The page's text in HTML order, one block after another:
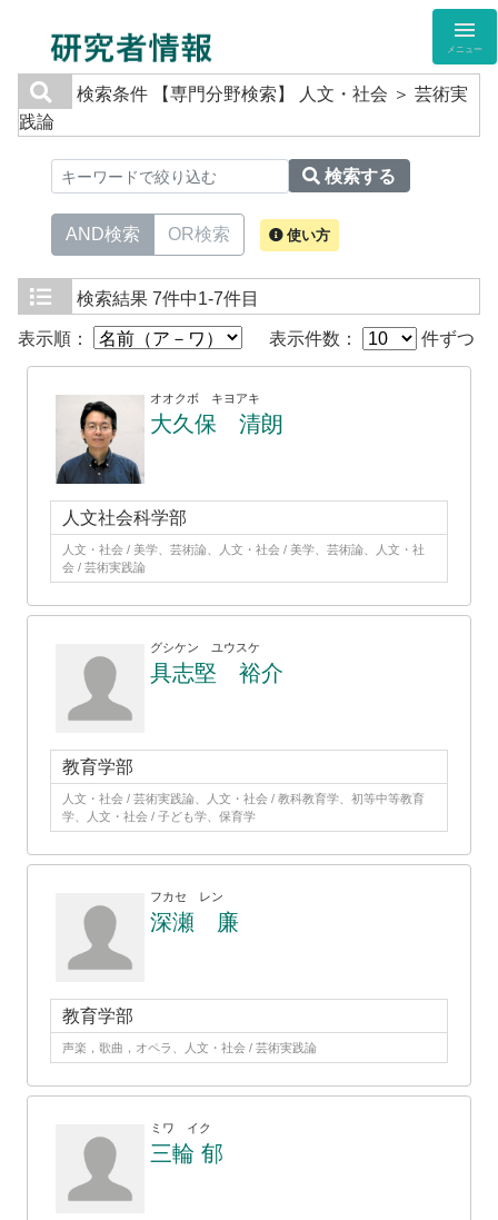
メニュー
検索条件
【専門分野検索】 人文・社会 ＞ 芸術実
践論
検索する
AND検索 OR検索 使い方
検索結果 7件中1-7件目
表示順： 表示件数： 件ずつ
オオクボ キヨアキ
大久保 清朗
人文社会科学部
人文・社会 / 美学、芸術論、人文・社会 / 美学、芸術論、人文・社
会 / 芸術実践論
グシケン ユウスケ
具志堅 裕介
教育学部
人文・社会 / 芸術実践論、人文・社会 / 教科教育学、初等中等教育
学、人文・社会 / 子ども学、保育学
フカセ レン
深瀬 廉
教育学部
声楽，歌曲，オペラ、人文・社会 / 芸術実践論
ミワ イク
三輪 郁